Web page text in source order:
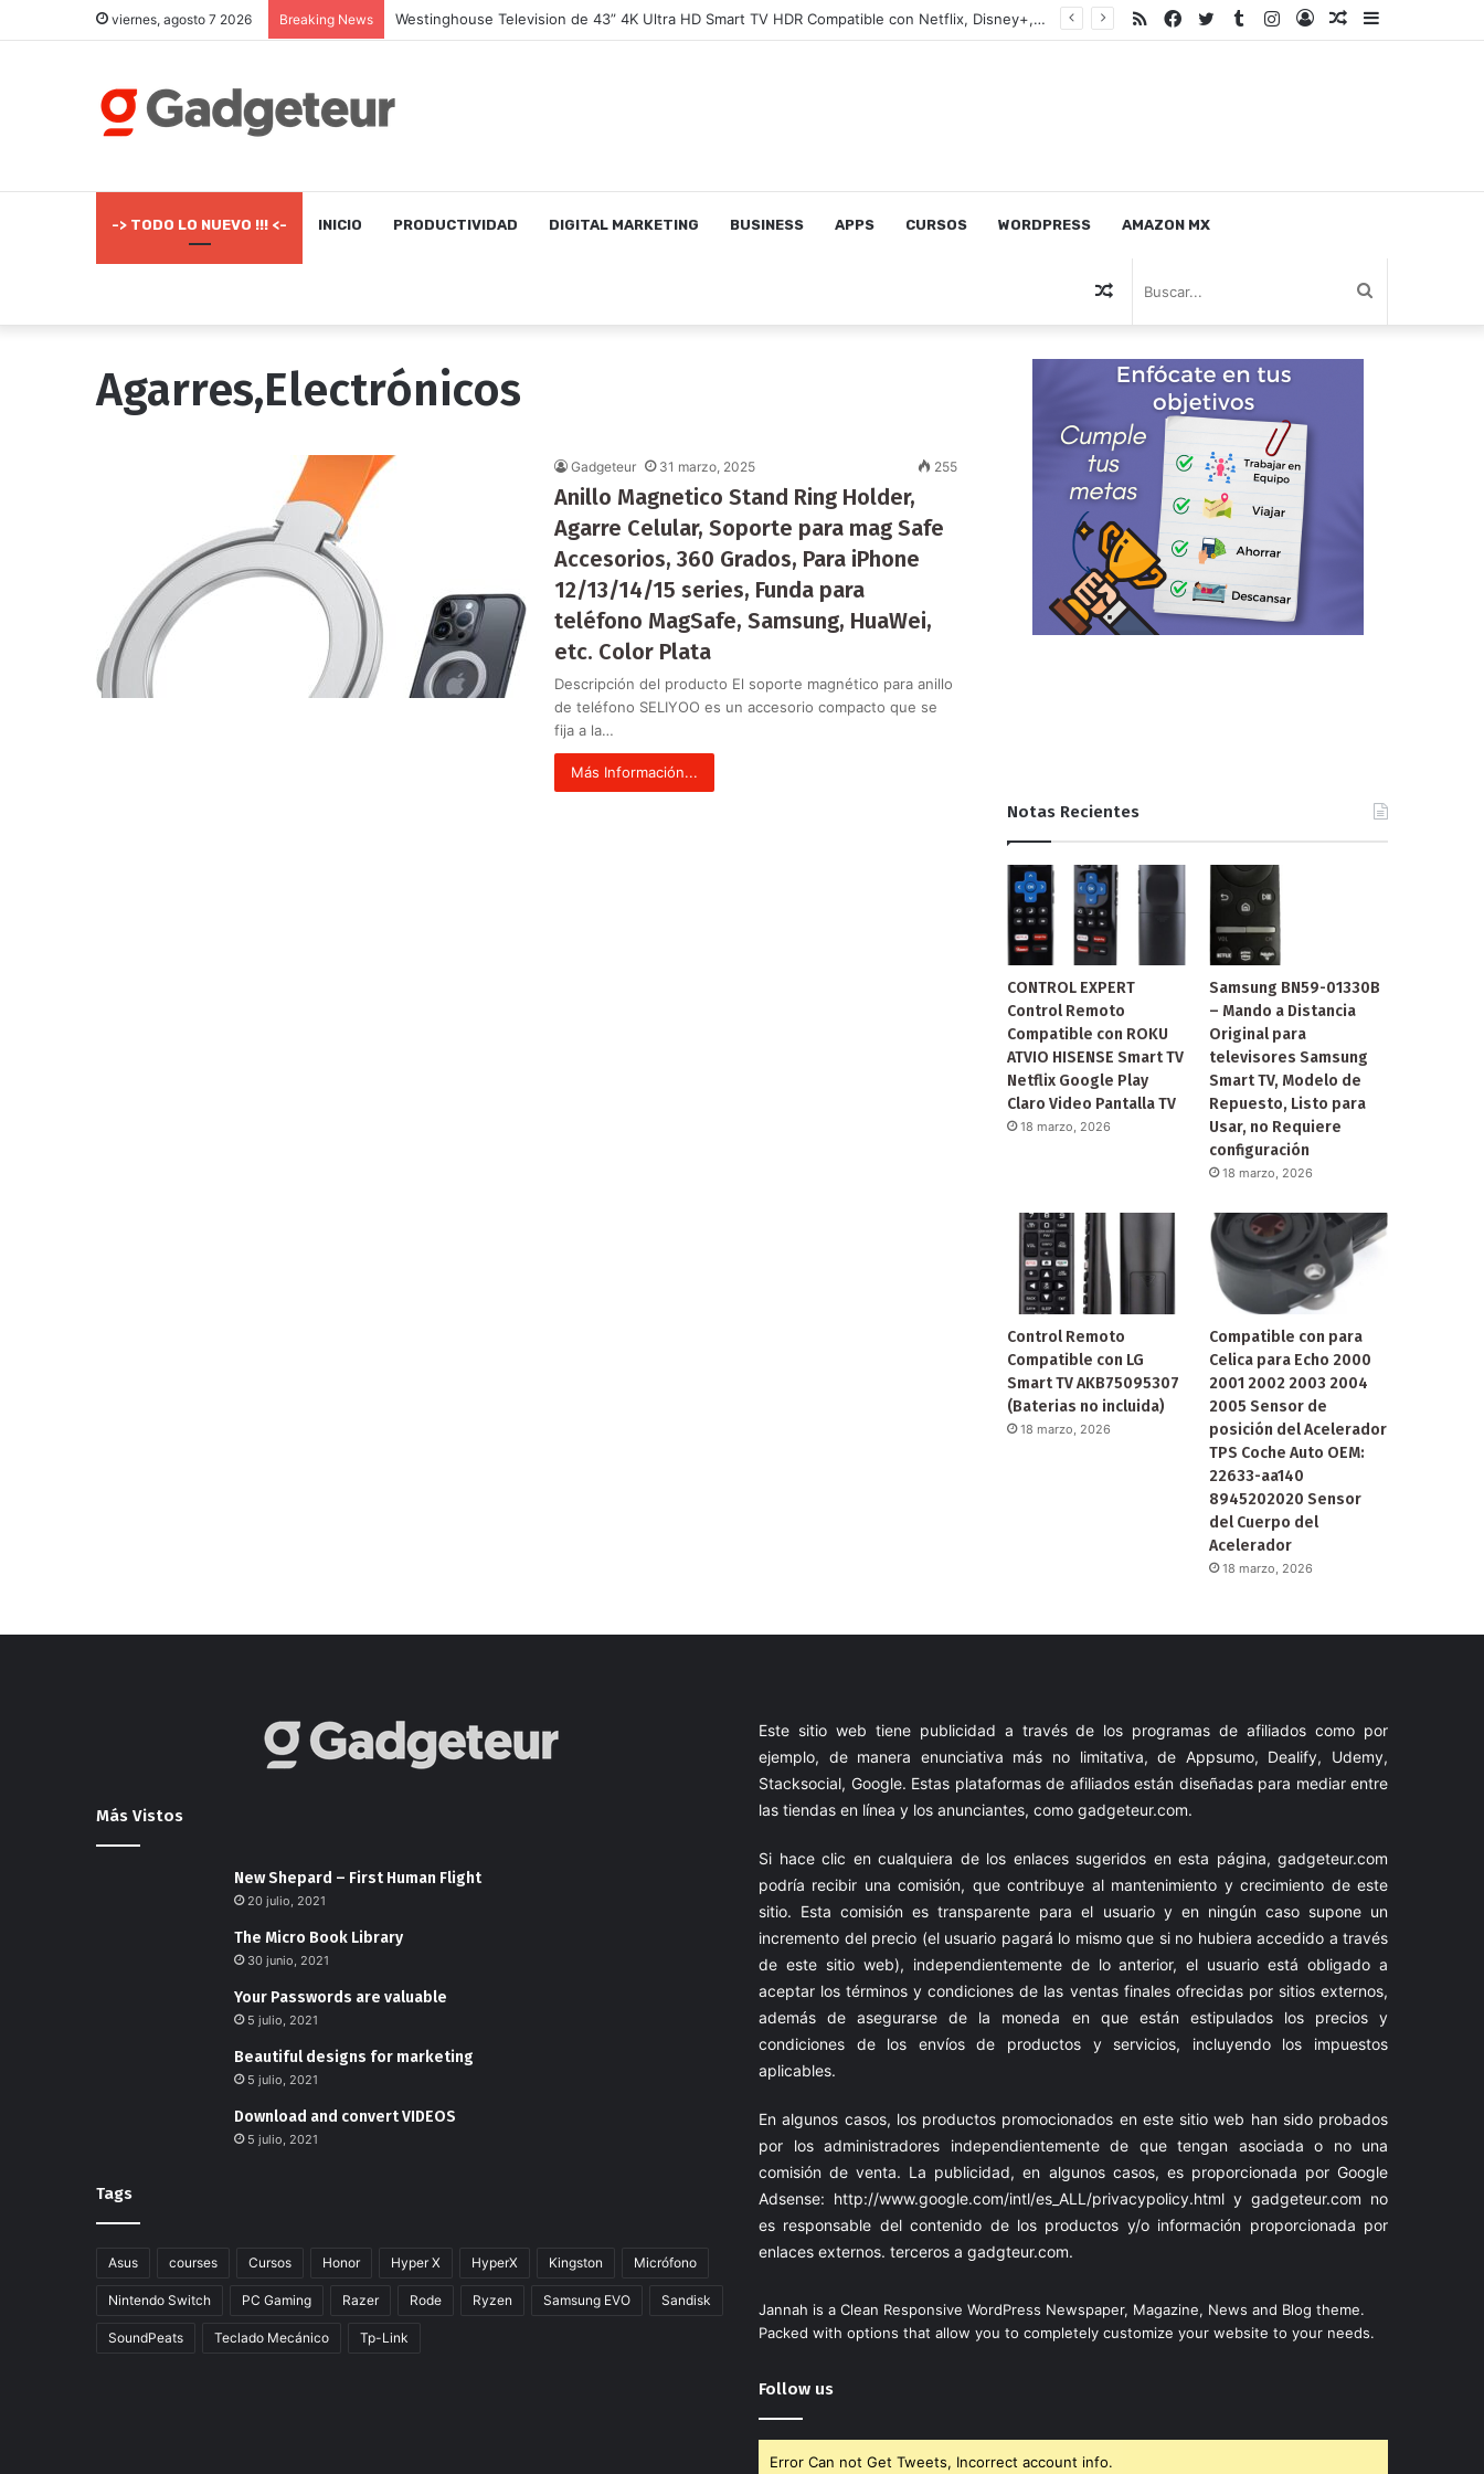
viernes, agosto 7 2026 Breaking News Westinghouse Television de 43” 4K Ultra HD Smart TV HDR Compatible con Netflix, Disney+, Apple TV, Siri, Alexa y Google Assistant (WR43UX4210)
Nota
Log
Instagram
Tumblr
Twitter
Facebook
RSS
-> TODO LO NUEVO !!! <- INICIO PRODUCTIVIDAD DIGITAL MARKETING BUSINESS APPS CURSOS WORDPRESS AMAZON MX
Nota
Random
Agarres,Electrónicos
Gadgeteur 31 marzo, 2025 255
Anillo Magnetico Stand Ring Holder,
Agarre Celular, Soporte para mag Safe
Accesorios, 360 Grados, Para iPhone
12/13/14/15 series, Funda para
teléfono MagSafe, Samsung, HuaWei,
etc. Color Plata
Descripción del producto El soporte magnético para anillo
de teléfono SELIYOO es un accesorio compacto que se
fija a la…
Más Información...
Notas Recientes
CONTROL EXPERT
Control Remoto
Compatible con ROKU
ATVIO HISENSE Smart TV
Netflix Google Play
Claro Video Pantalla TV
18 marzo, 2026
Samsung BN59-01330B
– Mando a Distancia
Original para
televisores Samsung
Smart TV, Modelo de
Repuesto, Listo para
Usar, no Requiere
configuración
18 marzo, 2026
Control Remoto
Compatible con LG
Smart TV AKB75095307
(Baterias no incluida)
18 marzo, 2026
Compatible con para
Celica para Echo 2000
2001 2002 2003 2004
2005 Sensor de
posición del Acelerador
TPS Coche Auto OEM:
22633-aa140
8945202020 Sensor
del Cuerpo del
Acelerador
18 marzo, 2026
Más Vistos
New Shepard – First Human Flight
20 julio, 2021
The Micro Book Library
30 junio, 2021
Your Passwords are valuable
5 julio, 2021
Beautiful designs for marketing
5 julio, 2021
Download and convert VIDEOS
5 julio, 2021
Tags
Asus courses Cursos Honor Hyper X HyperX Kingston Micrófono
Nintendo Switch PC Gaming Razer Rode Ryzen Samsung EVO Sandisk
SoundPeats Teclado Mecánico Tp-Link
Este sitio web tiene publicidad a través de los programas de afiliados como por
ejemplo, de manera enunciativa más no limitativa, de Appsumo, Dealify, Udemy,
Stacksocial, Google. Estas plataformas de afiliados están diseñadas para mediar entre
las tiendas en línea y los anunciantes, como gadgeteur.com.
Si hace clic en cualquiera de los enlaces sugeridos en esta página, gadgeteur.com
podría recibir una comisión, que contribuye al mantenimiento y crecimiento de este
sitio. Esta comisión es transparente para el usuario y en ningún caso supone un
incremento del precio (el usuario pagará lo mismo que si no hubiera accedido a través
de este sitio web), independientemente de lo anterior, el usuario está obligado a
aceptar los términos y condiciones de las ventas finales ofrecidas por sitios externos,
además de asegurarse de la moneda en que están estipulados los precios y
condiciones de los envíos de productos y servicios, incluyendo los impuestos
aplicables.
En algunos casos, los productos promocionados en este sitio web han sido probados
por los administradores independientemente de que tengan asociada o no una
comisión de venta. La publicidad, en algunos casos, es proporcionada por Google
Adsense: http://www.google.com/intl/es_ALL/privacypolicy.html y gadgeteur.com no
es responsable del contenido de los productos y/o información proporcionada por
enlaces externos. terceros a gadgteur.com.
Jannah is a Clean Responsive WordPress Newspaper, Magazine, News and Blog theme.
Packed with options that allow you to completely customize your website to your needs.
Follow us
Error Can not Get Tweets, Incorrect account info.